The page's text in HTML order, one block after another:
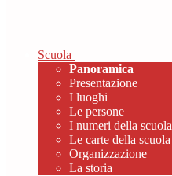
Scuola
Panoramica
Presentazione
I luoghi
Le persone
I numeri della scuola
Le carte della scuola
Organizzazione
La storia